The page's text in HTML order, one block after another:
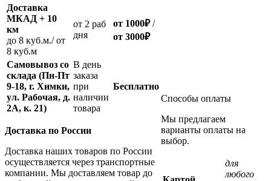
Доставка
МКАД + 10
км
до 8 куб.м./ от
8 куб.м
oт 2 раб
дня
от 1000₽/
от 3000₽
Самовывоз со
склада (Пн-Пт
9-18, г. Химки,
ул. Рабочая, д.
2А, к. 21)
В день
заказа
при
наличии
товара
Бесплатно
Доставка по России
Доставка наших товаров по России
осуществляется через транспортные
компании. Мы доставляем товар до
Способы оплаты
Мы предлагаем
варианты оплаты на
выбор.
для
любого